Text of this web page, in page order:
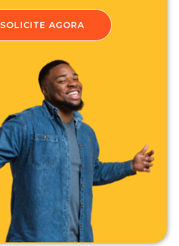
SOLICITE AGORA